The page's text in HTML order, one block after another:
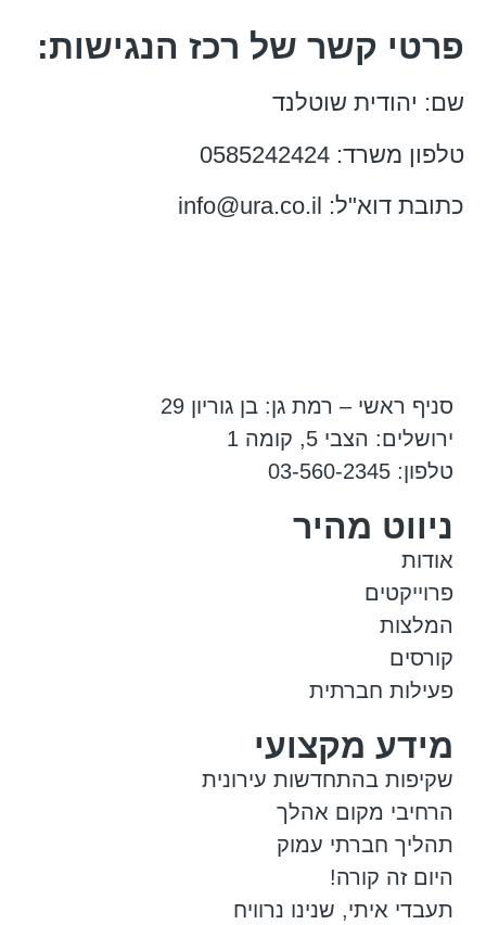
פרטי קשר של רכז הנגישות:
שם: יהודית שוטלנד
טלפון משרד: 0585242424
כתובת דוא"ל: info@ura.co.il
סניף ראשי – רמת גן: בן גוריון 29
ירושלים: הצבי 5, קומה 1
טלפון: 03-560-2345
ניווט מהיר
אודות
פרוייקטים
המלצות
קורסים
פעילות חברתית
מידע מקצועי
שקיפות בהתחדשות עירונית
הרחיבי מקום אהלך
תהליך חברתי עמוק
היום זה קורה!
תעבדי איתי, שנינו נרוויח